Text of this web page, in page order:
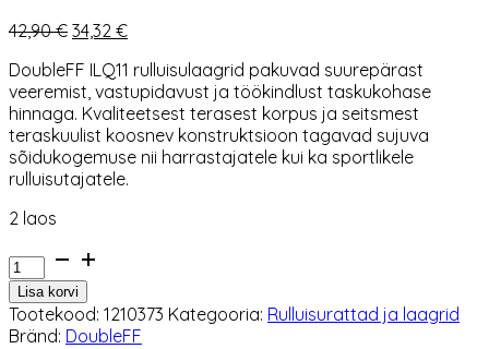
42,90€ Algne
oli:
42,90 €.
34,32 €Praegune
on:
34,32 €.
DoubleFF ILQ11 rulluisulaagrid pakuvad suurepärast
veeremist, vastupidavust ja töökindlust taskukohase
hinnaga. Kvaliteetsest terasest korpus ja seitsmest
teraskuulist koosnev konstruktsioon tagavad sujuva
sõidukogemuse nii harrastajatele kui ka sportlikele
rulluisutajatele.
2 laos
Rulluisulaagrid
DoubleFF
ILQ11
kogus
Lisa korvi
Tootekood: 1210373 Kategooria: Rulluisurattad ja laagrid
Bränd: DoubleFF